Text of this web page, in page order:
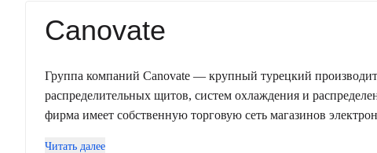
Canovate
Группа компаний Canovate — крупный турецкий
распределительных щитов, систем охлаждения и
фирма имеет собственную торговую сеть магазинов
Читать далее